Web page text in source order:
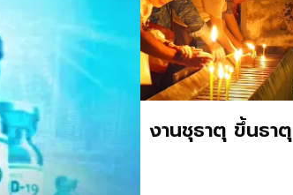
งานชุธาตุ ขึ้นธาตุ